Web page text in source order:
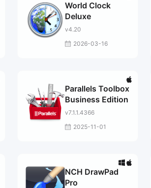
World Clock
Deluxe
v4.20
2026-03-16
Parallels Toolbox
Business Edition
v7.1.1.4366
2025-11-01
NCH DrawPad
Pro